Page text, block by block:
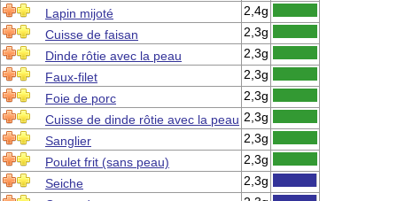
Lapin mijoté
2,4g
Cuisse de faisan
2,3g
Dinde rôtie avec la peau
2,3g
Faux-filet
2,3g
Foie de porc
2,3g
Cuisse de dinde rôtie avec la peau 2,3g
Sanglier
2,3g
Poulet frit (sans peau)
2,3g
Seiche
2,3g